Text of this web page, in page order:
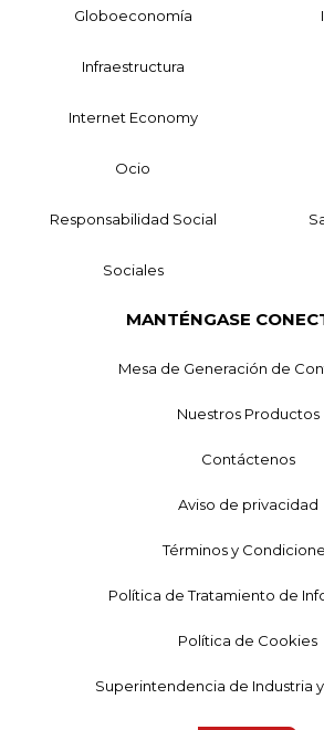
Globoeconomía
Infraestructura
Internet Economy
Ocio
Responsabilidad Social
Sociales
MANTÉNGASE
Mesa de Generación de
Nuestros Productos
Contáctenos
Aviso de privacidad
Términos y
Política de Tratamiento de
Política de Cookies
Superintendencia de Industria